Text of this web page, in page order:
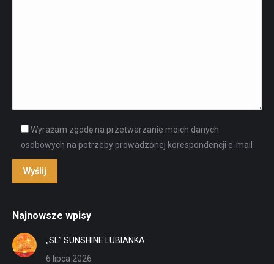
Wyrażam zgodę na przetwarzanie moich danych
osobowych na potrzeby prowadzonej korespondencji e-mail
Najnowsze wpisy
„SL” SUNSHINE LUBIANKA
6 lipca 2026